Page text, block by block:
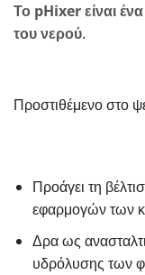
Το pHixerείναι
του νερού.
Προστιθέμενο στο
Προάγει τη
εφαρμογών των
Δρα ως
υδρόλυσης των